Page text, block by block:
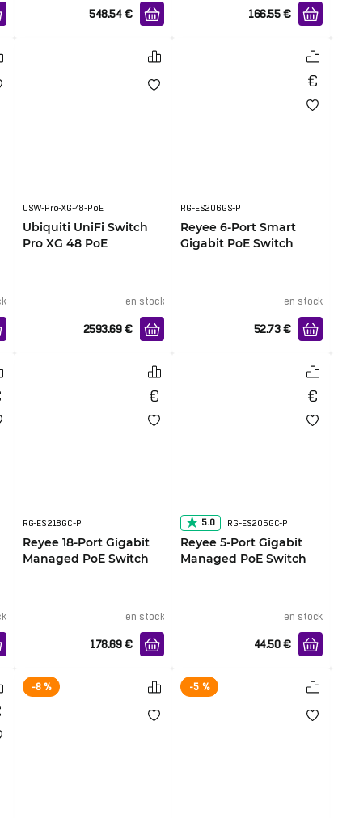
548.54 € 166.55 €
USW-Pro-XG-48-PoE
Ubiquiti UniFi Switch
Pro XG 48 PoE
en stock
2593.69 €
RG-ES206GS-P
Reyee 6-Port Smart
Gigabit PoE Switch
en stock
52.73 €
RG-ES218GC-P
Reyee 18-Port Gigabit
Managed PoE Switch
en stock
178.69 €
5.0 RG-ES205GC-P
Reyee 5-Port Gigabit
Managed PoE Switch
en stock
44.50 €
-8 % -5 %